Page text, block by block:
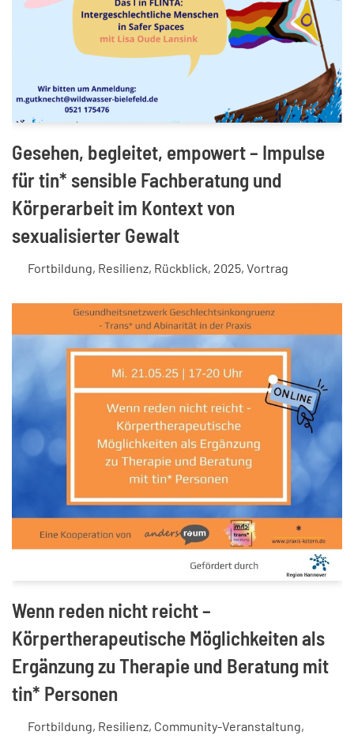
Gesehen, begleitet, empowert – Impulse
für tin* sensible Fachberatung und
Körperarbeit im Kontext von
sexualisierter Gewalt
Fortbildung, Resilienz, Rückblick, 2025,Vortrag
Wenn reden nicht reicht –
Körpertherapeutische Möglichkeiten als
Ergänzung zu Therapie und Beratung mit
tin* Personen
Fortbildung, Resilienz, Community-Veranstaltung,